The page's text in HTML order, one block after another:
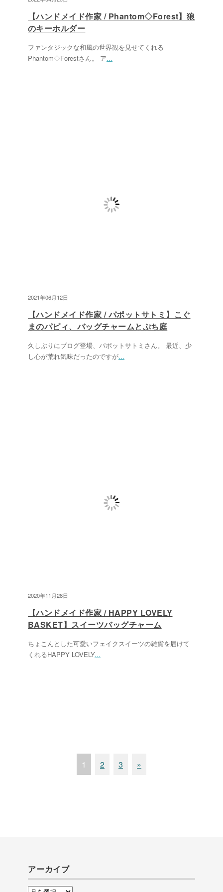
【ハンドメイド作家 / Phantom◇Forest】狼
のキーホルダー
ファンタジックな和風の世界観を見せてくれる
Phantom◇Forestさん。 ア...
2021年06月12日
【ハンドメイド作家 / パポットサトミ】こぐ
まのパピィ、バッグチャームとぷち庭
久しぶりにブログ登場、パポットサトミさん。 最近、少
し心が荒れ気味だったのですが...
2020年11月28日
【ハンドメイド作家 / HAPPY LOVELY
BASKET】スイーツバッグチャーム
ちょこんとした可愛いフェイクスイーツの雑貨を届けて
くれるHAPPY LOVELY...
1 2 3 »
アーカイブ